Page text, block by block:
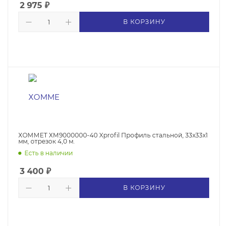
2 975 ₽
В КОРЗИНУ
ХОММЕТ ХМ9000000-40 Xprofil Профиль стальной, 33х33х1
мм, отрезок 4,0 м.
Есть в наличии
3 400 ₽
В КОРЗИНУ